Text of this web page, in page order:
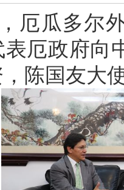
瓜多尔外
厄政府向
，陈国友大